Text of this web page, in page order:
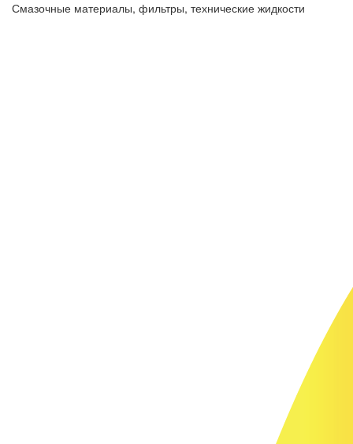
Смазочные материалы, фильтры, технические жидкости